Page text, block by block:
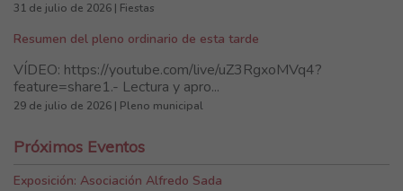
31 de julio de 2026 | Fiestas
Resumen del pleno ordinario de esta tarde
VÍDEO: https://youtube.com/live/uZ3RgxoMVq4?
feature=share1.- Lectura y apro...
29 de julio de 2026 | Pleno municipal
Próximos Eventos
Exposición: Asociación Alfredo Sada